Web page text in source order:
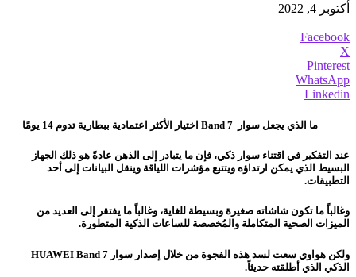
أكتوبر 4, 2022
Facebook
X
Pinterest
WhatsApp
Linkedin
ما الذي يجعل سوار Band 7 اختيار الأكثر اعتمادية ببطارية تدوم 14 يومًا
عند التفكير في اقتناء سوار ذكي، فإن ما يتبادر إلى الذهن عادةً هو ذلك الجهاز
البسيط الذي يمكن ارتداؤه ويتتبع مؤشرات اللياقة وينقل البيانات إلى أحد
التطبيقات.
وغالباً ما تكون شاشاته صغيرة وبسيطة للغاية، وغالباً ما يفتقر إلى العديد من
الميزات الصحية المتكاملة والمُخصصة للساعات الذكية المتطورة.
ولكن هواوي سعت لسد هذه الفجوة من خلال إصدار سوار HUAWEI Band 7
الذكي الذي أطلقته حديثاً.